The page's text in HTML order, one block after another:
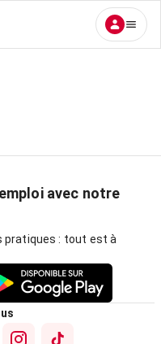
avec notre
pratiques : tout est à